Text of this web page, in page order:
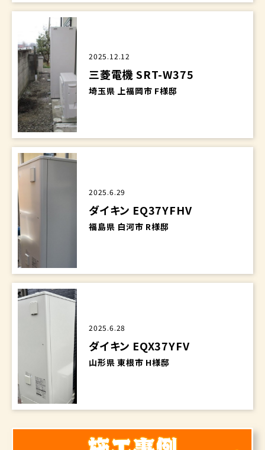
2025.12.12
三菱電機 SRT-W375
埼玉県 上福岡市 F様邸
2025.6.29
ダイキン EQ37YFHV
福島県 白河市 R様邸
2025.6.28
ダイキン EQX37YFV
山形県 東根市 H様邸